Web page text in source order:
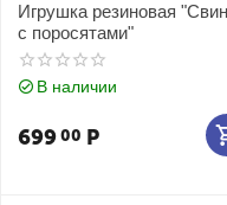
Игрушка резиновая
с поросятами"
В наличии
69900 Р